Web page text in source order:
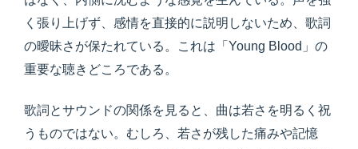
く張り上げず、感情を直接的に説明しないため、歌詞
の曖昧さが保たれている。これは「Young Blood」の
重要な聴きどころである。
歌詞とサウンドの関係を見ると、曲は若さを明るく祝
うものではない。むしろ、若さが残した痛みや記憶